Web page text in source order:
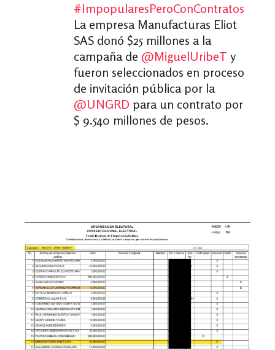
#ImpopularesPeroConContratos
La empresa Manufacturas Eliot
SAS donó $25 millones a la
campaña de @MiguelUribeT y
fueron seleccionados en proceso
de invitación pública por la
@UNGRD para un contrato por
$ 9.540 millones de pesos.